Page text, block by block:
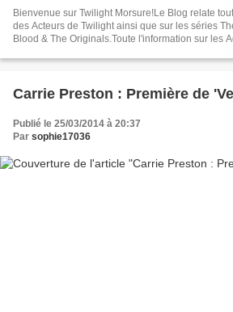
Bienvenue sur Twilight Morsure!Le Blog relate
des Acteurs de Twilight ainsi que sur les séries The Vampire Diaries et True
Blood & The Originals.Toute l'information sur les
Trois Sagas.
Carrie Preston : Première de
Publié le 25/03/2014 à 20:37
Par sophie17036